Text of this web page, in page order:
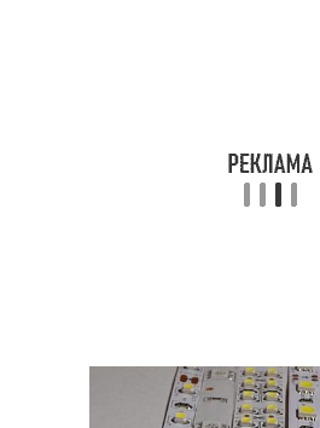
Ленты под натяжным